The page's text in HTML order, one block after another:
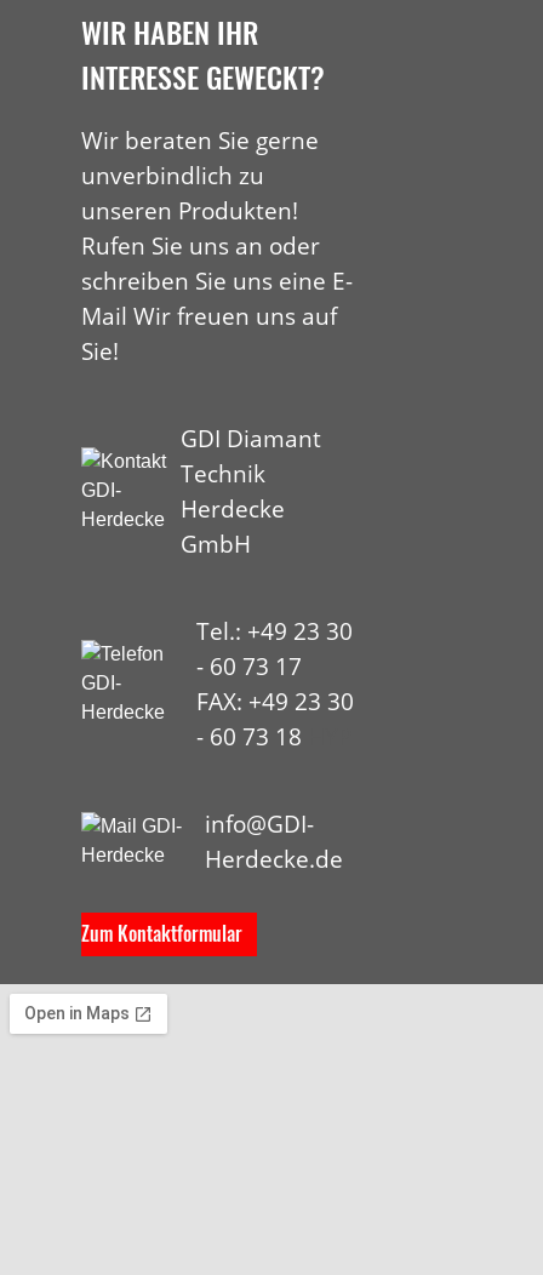
WIR HABEN IHR
INTERESSE GEWECKT?
Wir beraten Sie gerne
unverbindlich zu
unseren Produkten!
Rufen Sie uns an oder
schreiben Sie uns eine E-
Mail Wir freuen uns auf
Sie!
GDI Diamant
Technik
Herdecke
GmbH
Tel.: +49 23 30
- 60 73 17
FAX: +49 23 30
- 60 73 18
info@GDI-
Herdecke.de
Zum Kontaktformular